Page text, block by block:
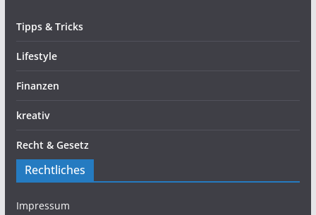
Tipps & Tricks
Lifestyle
Finanzen
kreativ
Recht & Gesetz
Rechtliches
Impressum